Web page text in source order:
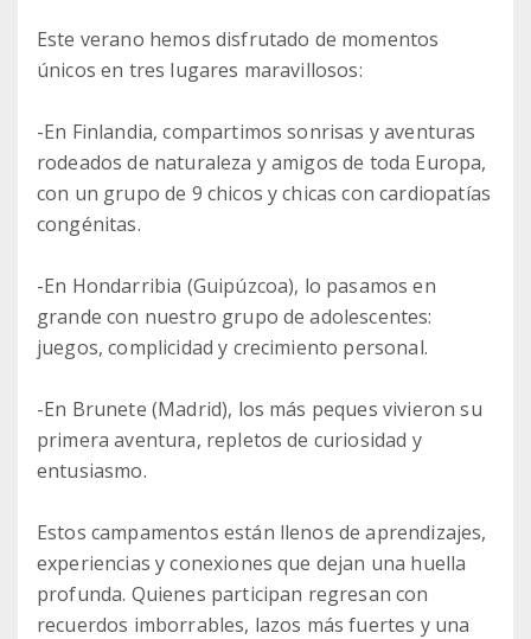
Este verano hemos disfrutado de momentos
únicos en tres lugares maravillosos:
-En Finlandia, compartimos sonrisas y aventuras
rodeados de naturaleza y amigos de toda Europa,
con un grupo de 9 chicos y chicas con cardiopatías
congénitas.
-En Hondarribia (Guipúzcoa), lo pasamos en
grande con nuestro grupo de adolescentes:
juegos, complicidad y crecimiento personal.
-En Brunete (Madrid), los más peques vivieron su
primera aventura, repletos de curiosidad y
entusiasmo.
Estos campamentos están llenos de aprendizajes,
experiencias y conexiones que dejan una huella
profunda. Quienes participan regresan con
recuerdos imborrables, lazos más fuertes y una